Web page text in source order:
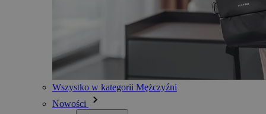
Wszystko w kategorii Mężczyźni
Nowości